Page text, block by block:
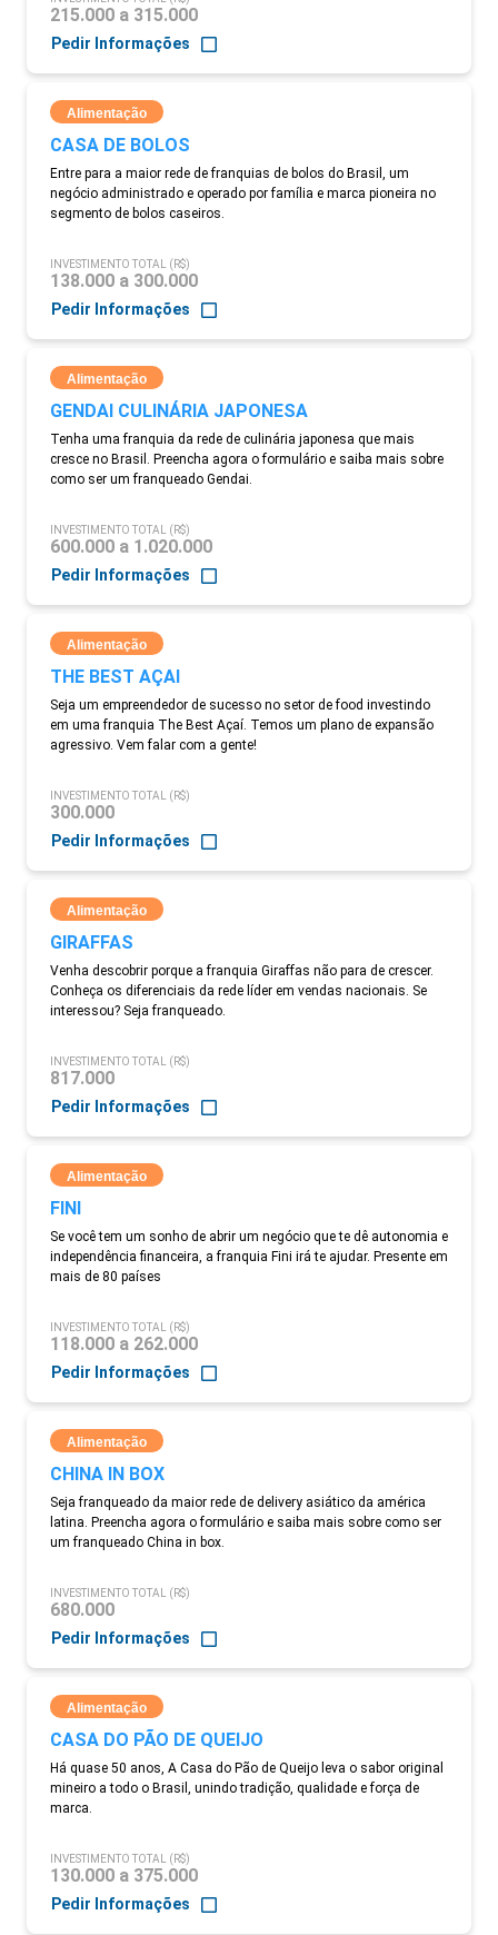
215.000 a 315.000
Pedir Informações
Alimentação
CASA DE BOLOS
Entre para a maior rede de franquias de bolos do Brasil, um
negócio administrado e operado por família e marca pioneira no
segmento de bolos caseiros.
INVESTIMENTO TOTAL (R$)
138.000 a 300.000
Pedir Informações
Alimentação
GENDAI CULINÁRIA JAPONESA
Tenha uma franquia da rede de culinária japonesa que mais
cresce no Brasil. Preencha agora o formulário e saiba mais sobre
como ser um franqueado Gendai.
INVESTIMENTO TOTAL (R$)
600.000 a 1.020.000
Pedir Informações
Alimentação
THE BEST AÇAI
Seja um empreendedor de sucesso no setor de food investindo
em uma franquia The Best Açaí. Temos um plano de expansão
agressivo. Vem falar com a gente!
INVESTIMENTO TOTAL (R$)
300.000
Pedir Informações
Alimentação
GIRAFFAS
Venha descobrir porque a franquia Giraffas não para de crescer.
Conheça os diferenciais da rede líder em vendas nacionais. Se
interessou? Seja franqueado.
INVESTIMENTO TOTAL (R$)
817.000
Pedir Informações
Alimentação
FINI
Se você tem um sonho de abrir um negócio que te dê autonomia e
independência financeira, a franquia Fini irá te ajudar. Presente em
mais de 80 países
INVESTIMENTO TOTAL (R$)
118.000 a 262.000
Pedir Informações
Alimentação
CHINA IN BOX
Seja franqueado da maior rede de delivery asiático da américa
latina. Preencha agora o formulário e saiba mais sobre como ser
um franqueado China in box.
INVESTIMENTO TOTAL (R$)
680.000
Pedir Informações
Alimentação
CASA DO PÃO DE QUEIJO
Há quase 50 anos, A Casa do Pão de Queijo leva o sabor original
mineiro a todo o Brasil, unindo tradição, qualidade e força de
marca.
INVESTIMENTO TOTAL (R$)
130.000 a 375.000
Pedir Informações